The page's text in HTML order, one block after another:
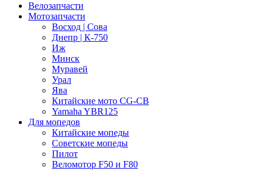
Велозапчасти
Мотозапчасти
Восход | Сова
Днепр | К-750
Иж
Минск
Муравей
Урал
Ява
Китайские мото CG-CB
Yamaha YBR125
Для мопедов
Китайские мопеды
Советские мопеды
Пилот
Веломотор F50 и F80